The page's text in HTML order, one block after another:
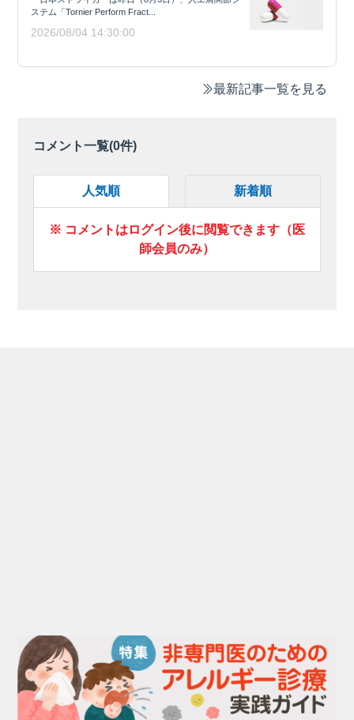
ステム「Tornier Perform Fract...
2026/08/04 14:30:00
最新記事一覧を見る
コメント一覧(0件)
人気順 新着順
※ コメントはログイン後に閲覧できます（医
師会員のみ）